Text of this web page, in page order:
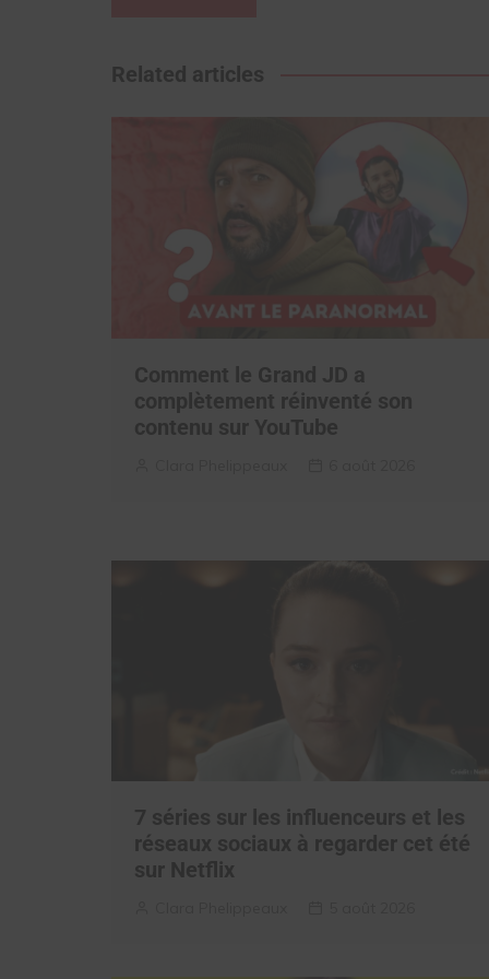
l’article
Related articles
Comment le Grand JD a
complètement réinventé son
contenu sur YouTube
7 séries sur les influenceurs et les
réseaux sociaux à regarder cet été
sur Netflix